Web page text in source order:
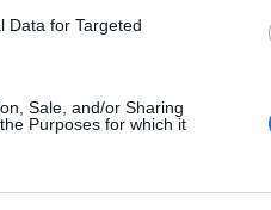
Data for Targeted
Sale, and/or Sharing
Purposes for which it
è una novità che i
non accade nel
negli ultimi
avanti. Ti sei mai
maggiore sicurezza,